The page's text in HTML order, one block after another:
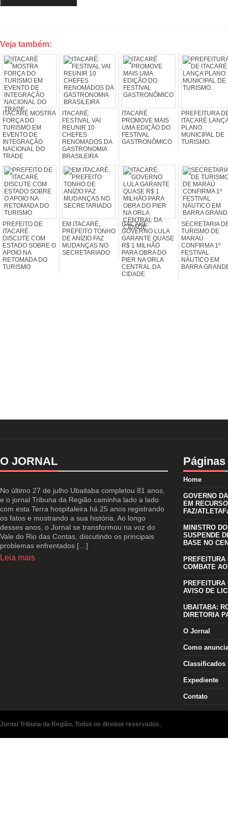
Veja também:
ITACARÉ MOSTRA
FORÇA DO
TURISMO EM
EVENTO DE
INTEGRAÇÃO
NACIONAL DO
TRADE
ITACARÉ:
FESTIVAL VAI
REUNIR 10
CHEFES
RENOMADOS DA
GASTRONOMIA
BRASILEIRA
ITACARÉ
PROMOVE MAIS
UMA EDIÇÃO DO
FESTIVAL
GASTRONÔMICO
PREFEITURA
ITACARÉ
PLANO
MUNICIPAL DE
TURISMO.
PREFEITO DE
ITACARÉ
DISCUTE COM
ESTADO SOBRE O
APOIO NA
RETOMADA DO
TURISMO
EM ITACARÉ,
PREFEITO TONHO
DE ANÍZIO FAZ
MUDANÇAS NO
SECRETARIADO
ITACARÉ:
GOVERNO LULA
GARANTE QUASE
R$ 1 MILHÃO
PARA OBRA DO
PIER NA ORLA
CENTRAL DA
CIDADE
SECRETARIA
TURISMO DE
MARAÚ
CONFIRMA 1º
FESTIVAL
NÁUTICO EM
BARRA
O JORNAL
No último 27 de julho Ubaitaba completou 81 anos,
e o jornal Tribuna da Região caminha lado a lado
com esta Terra hospitaleira há 25 anos registrando
os fatos e mostrando a sua história. Ao longo
desses anos, o Jornal se transformou na voz do
Vale do Rio das Contas, discutindo os principais
problemas enfrentados […]
Leia mais
Páginas
Home
GOVERNO
EM
FAZ/
MINISTRO
SUSPENDE
BASE NO
COMBATE
AVISO DE
UBAITABA:
DIRETORIA
O Jornal
Como
Classificados
Expediente
Contato
Jornal Tribuna da Região. Todos os direitos reservados.